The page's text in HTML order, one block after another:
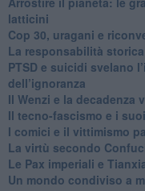
latticini
​Cop 30, uragani e
La responsabilità
PTSD e suicidi svelano
dell’ignoranza
Il Wenzi e la decadenza
​Il tecno-fascismo e i
​I comici e il vittimismo
​La virtù secondo
Le Pax imperiali e
Un mondo condiviso a